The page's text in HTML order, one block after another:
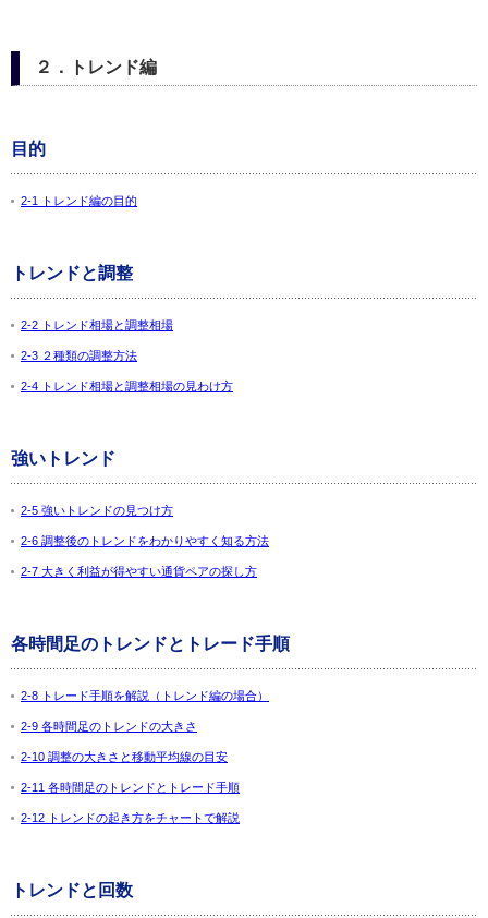
２．トレンド編
目的
2-1 トレンド編の目的
トレンドと調整
2-2 トレンド相場と調整相場
2-3 ２種類の調整方法
2-4 トレンド相場と調整相場の見わけ方
強いトレンド
2-5 強いトレンドの見つけ方
2-6 調整後のトレンドをわかりやすく知る方法
2-7 大きく利益が得やすい通貨ペアの探し方
各時間足のトレンドとトレード手順
2-8 トレード手順を解説（トレンド編の場合）
2-9 各時間足のトレンドの大きさ
2-10 調整の大きさと移動平均線の目安
2-11 各時間足のトレンドとトレード手順
2-12 トレンドの起き方をチャートで解説
トレンドと回数